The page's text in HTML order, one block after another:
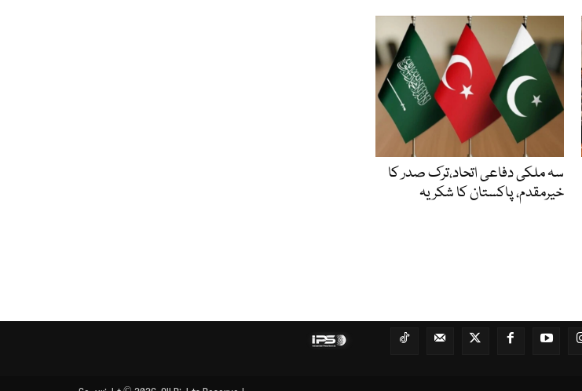
سہ ملکی دفاعی اتحاد،ترک صدر کا
خیرمقدم، پاکستان کا شکریہ